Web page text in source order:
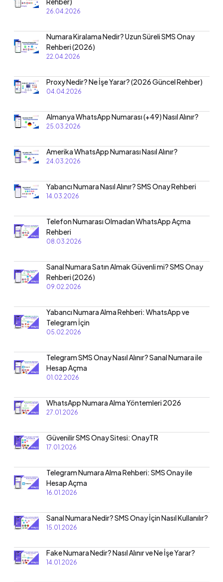
26.04.2026
Numara Kiralama Nedir? Uzun Süreli SMS Onay
Rehberi (2026)
22.04.2026
Proxy Nedir? Ne İşe Yarar? (2026 Güncel Rehber)
04.04.2026
Almanya WhatsApp Numarası (+49) Nasıl Alınır?
25.03.2026
Amerika WhatsApp Numarası Nasıl Alınır?
24.03.2026
Yabancı Numara Nasıl Alınır? SMS Onay Rehberi
14.03.2026
Telefon Numarası Olmadan WhatsApp Açma
Rehberi
08.03.2026
Sanal Numara Satın Almak Güvenli mi? SMS Onay
Rehberi (2026)
09.02.2026
Yabancı Numara Alma Rehberi: WhatsApp ve
Telegram İçin
05.02.2026
Telegram SMS Onay Nasıl Alınır? Sanal Numara ile
Hesap Açma
01.02.2026
WhatsApp Numara Alma Yöntemleri 2026
27.01.2026
Güvenilir SMS Onay Sitesi: OnayTR
17.01.2026
Telegram Numara Alma Rehberi: SMS Onay ile
Hesap Açma
16.01.2026
Sanal Numara Nedir? SMS Onay İçin Nasıl Kullanılır?
15.01.2026
Fake Numara Nedir? Nasıl Alınır ve Ne İşe Yarar?
14.01.2026